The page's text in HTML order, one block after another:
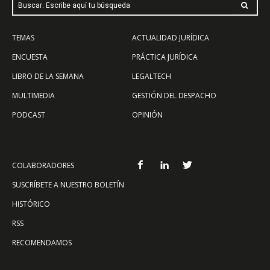
Buscar: Escribe aquí tu búsqueda
TEMAS
ENCUESTA
LIBRO DE LA SEMANA
MULTIMEDIA
PODCAST
ACTUALIDAD JURÍDICA
PRÁCTICA JURÍDICA
LEGALTECH
GESTIÓN DEL DESPACHO
OPINIÓN
COLABORADORES
SUSCRÍBETE A NUESTRO BOLETÍN
HISTÓRICO
RSS
RECOMENDAMOS